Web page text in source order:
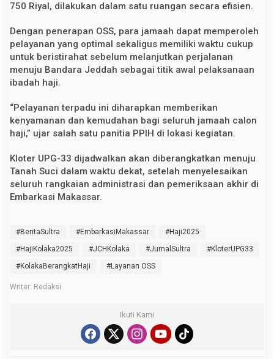
750 Riyal, dilakukan dalam satu ruangan secara efisien.
Dengan penerapan OSS, para jamaah dapat memperoleh
pelayanan yang optimal sekaligus memiliki waktu cukup
untuk beristirahat sebelum melanjutkan perjalanan
menuju Bandara Jeddah sebagai titik awal pelaksanaan
ibadah haji.
“Pelayanan terpadu ini diharapkan memberikan
kenyamanan dan kemudahan bagi seluruh jamaah calon
haji,” ujar salah satu panitia PPIH di lokasi kegiatan.
Kloter UPG-33 dijadwalkan akan diberangkatkan menuju
Tanah Suci dalam waktu dekat, setelah menyelesaikan
seluruh rangkaian administrasi dan pemeriksaan akhir di
Embarkasi Makassar.
#BeritaSultra #EmbarkasiMakassar
#Haji2025
#HajiKolaka2025
#JCHKolaka #JurnalSultra
#KloterUPG33
#KolakaBerangkatHaji
#Layanan OSS
Writer: Redaksi
Ikuti Kami